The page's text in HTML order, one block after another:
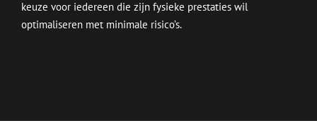
keuze voor iedereen die zijn fysieke prestaties wil
optimaliseren met minimale risico’s.